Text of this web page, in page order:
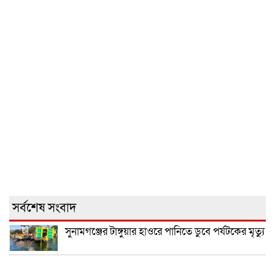
সর্বশেষ সংবাদ
সুনামগঞ্জের টাঙ্গুয়ার হাওরে পানিতে ডুবে পর্যটকের মৃত্যু